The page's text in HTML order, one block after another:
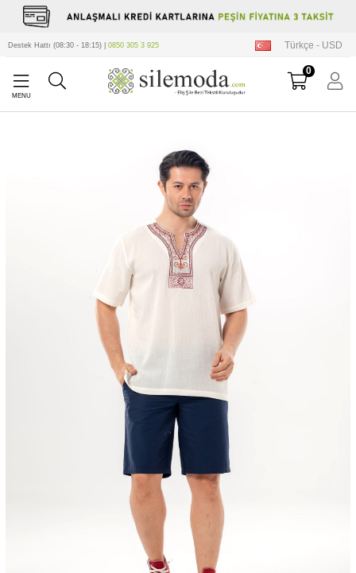
Destek Hattı (08:30 - 18:15) | 0850 305 3 925 Türkçe - USD
0